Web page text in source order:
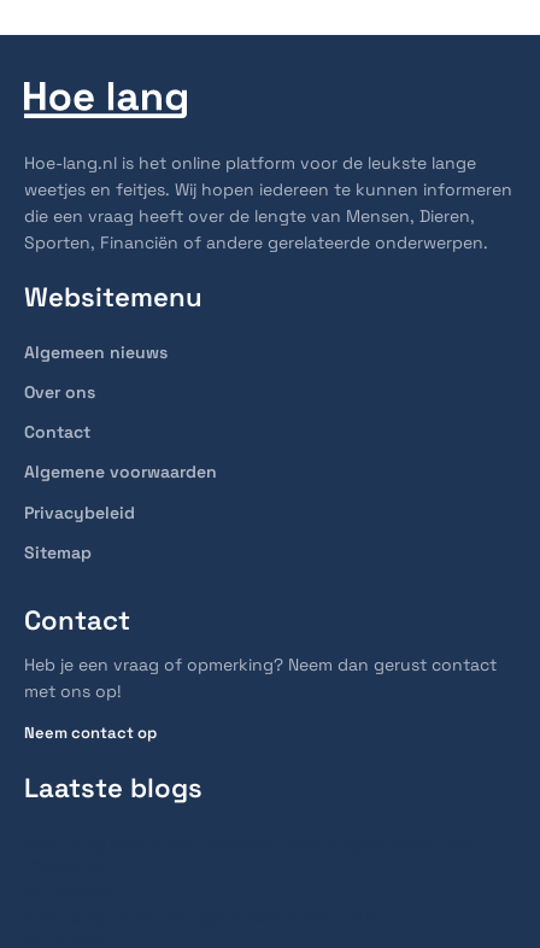
Hoe-lang.nl is het online platform voor de leukste lange
weetjes en feitjes. Wij hopen iedereen te kunnen informeren
die een vraag heeft over de lengte van Mensen, Dieren,
Sporten, Financiën of andere gerelateerde onderwerpen.
Websitemenu
Algemeen nieuws
Over ons
Contact
Algemene voorwaarden
Privacybeleid
Sitemap
Contact
Heb je een vraag of opmerking? Neem dan gerust contact
met ons op!
Neem contact op
Laatste blogs